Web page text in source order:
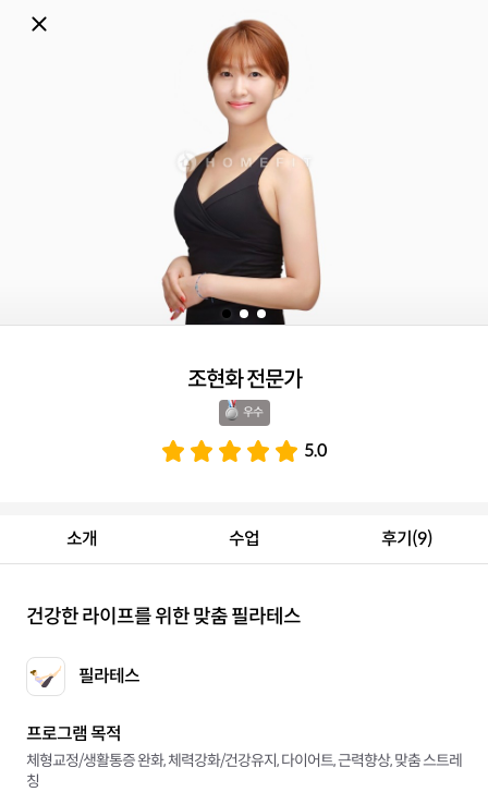
소개 수업 후기(9)
건강한 라이프를 위한 맞춤 필라테스
필라테스
프로그램 목적
체형교정/생활통증 완화, 체력강화/건강유지, 다이어트, 근력향상, 맞춤 스트레
칭
조현화 전문가
우수
5.0